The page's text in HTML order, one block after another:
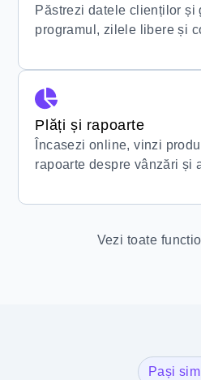
Păstrezi datele clienților și
programul, zilele libere și
Plăți și rapoarte
Încasezi online, vinzi
rapoarte despre vânzări și
Vezi toate
Pași